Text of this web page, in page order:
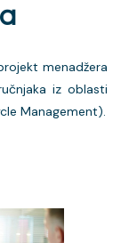
menadžera
iz oblasti
Management).